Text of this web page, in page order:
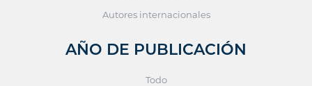
Autores internacionales
AÑO DE PUBLICACIÓN
Todo